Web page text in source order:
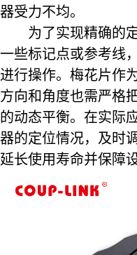
器受力不均。
为了实现精确的
一些标记点或参考线
进行操作。梅花片作
方向和角度也需严格
的动态平衡。在实际
器的定位情况，及时
延长使用寿命并保障